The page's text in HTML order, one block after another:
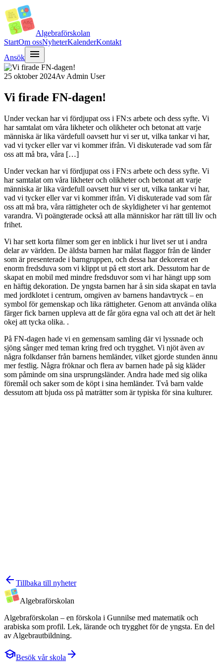
Algebraförskolan
StartOm ossNyheterKalenderKontakt
Ansök
menu
25 oktober 2024Av Admin User
Vi firade FN-dagen!
Under veckan har vi fördjupat oss i FN:s arbete och dess syfte. Vi
har samtalat om våra likheter och olikheter och betonat att varje
människa är lika värdefull oavsett hur vi ser ut, vilka tankar vi har,
vad vi tycker eller var vi kommer ifrån. Vi diskuterade vad som får
oss att må bra, våra […]
Under veckan har vi fördjupat oss i FN:s arbete och dess syfte. Vi
har samtalat om våra likheter och olikheter och betonat att varje
människa är lika värdefull oavsett hur vi ser ut, vilka tankar vi har,
vad vi tycker eller var vi kommer ifrån. Vi diskuterade vad som får
oss att må bra, våra rättigheter och de skyldigheter vi har gentemot
varandra. Vi poängterade också att alla människor har rätt till liv och
frihet.
Vi har sett korta filmer som ger en inblick i hur livet ser ut i andra
delar av världen. De äldsta barnen har målat flaggor från de länder
som är presenterade i barngruppen, och dessa har dekorerat en
enorm fredsduva som vi klippt ut på ett stort ark. Dessutom har de
skapat en mobil med mindre fredsduvor som vi har hängt upp som
en häftig dekoration. De yngsta barnen har å sin sida skapat en tavla
med jordklotet i centrum, omgiven av barnens handavtryck – en
symbol för gemenskap och lika rättigheter. Genom att använda olika
färger fick barnen uppleva att de får göra egna val och att det är helt
okej att tycka olika. .
På FN-dagen hade vi en gemensam samling där vi lyssnade och
sjöng sånger med teman kring fred och trygghet. Vi njöt även av
några folkdanser från barnens hemländer, vilket gjorde stunden ännu
mer festlig. Några fröknar och flera av barnen hade på sig kläder
som påminde om sina ursprungsländer. Andra hade med sig olika
föremål och saker som de köpt i sina hemländer. Två barn valde
dessutom att bjuda oss på maträtter som är typiska för sina kulturer.
arrow_back Tillbaka till nyheter
Algebraförskolan
Algebraförskolan – en förskola i Gunnilse med matematik och
arabiska som profil. Lek, lärande och trygghet för de yngsta. En del
av Algebrautbildning.
schoolBesök vår skola arrow_forward